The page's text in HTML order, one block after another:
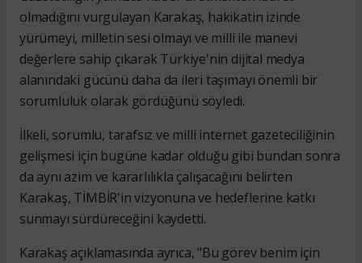
olmadığını vurgulayan Karakaş, hakikatin izinde
yürümeyi, milletin sesi olmayı ve milli ile manevi
değerlere sahip çıkarak Türkiye'nin dijital medya
alanındaki gücünü daha da ileri taşımayı önemli bir
sorumluluk olarak gördüğünü söyledi.
İlkeli, sorumlu, tarafsız ve milli internet gazeteciliğinin
gelişmesi için bugüne kadar olduğu gibi bundan sonra
da aynı azim ve kararlılıkla çalışacağını belirten
Karakaş, TİMBİR'in vizyonuna ve hedeflerine katkı
sunmayı sürdüreceğini kaydetti.
Karakaş açıklamasında ayrıca, "Bu görev benim için